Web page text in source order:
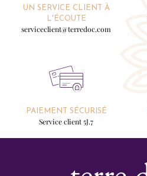
UN SERVICE CLIENT À
L'ÉCOUTE
serviceclient@terredoc.com
PAIEMENT SÉCURISÉ
Service client 5J.7